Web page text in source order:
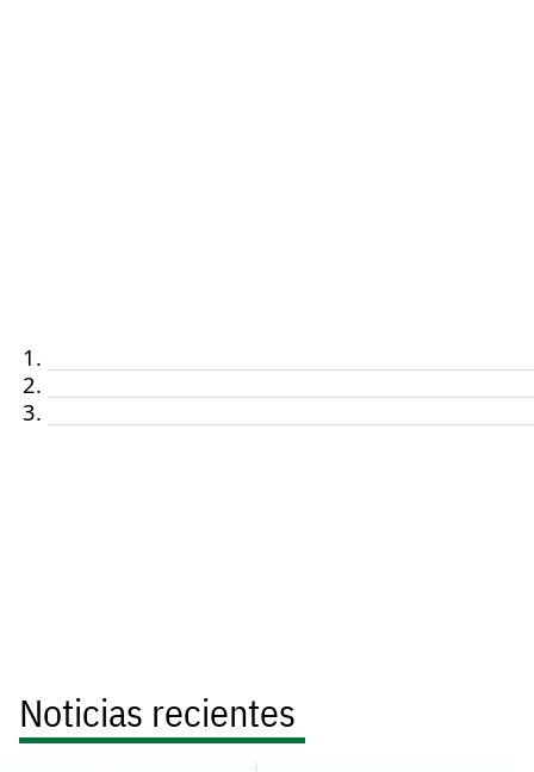
Noticias recientes